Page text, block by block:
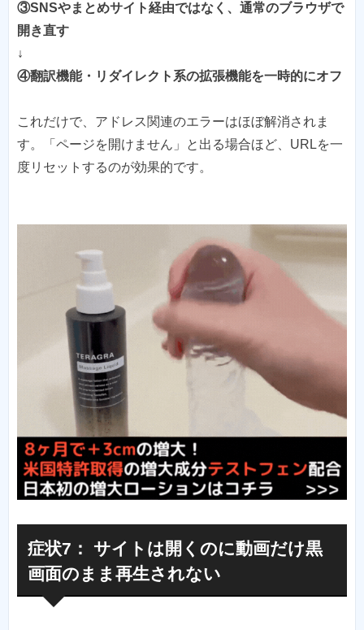
③SNSやまとめサイト経由ではなく、通常のブラウザで
開き直す
↓
④翻訳機能・リダイレクト系の拡張機能を一時的にオフ
これだけで、アドレス関連のエラーはほぼ解消されま
す。「ページを開けません」と出る場合ほど、URLを一
度リセットするのが効果的です。
症状7： サイトは開くのに動画だけ黒
画面のまま再生されない